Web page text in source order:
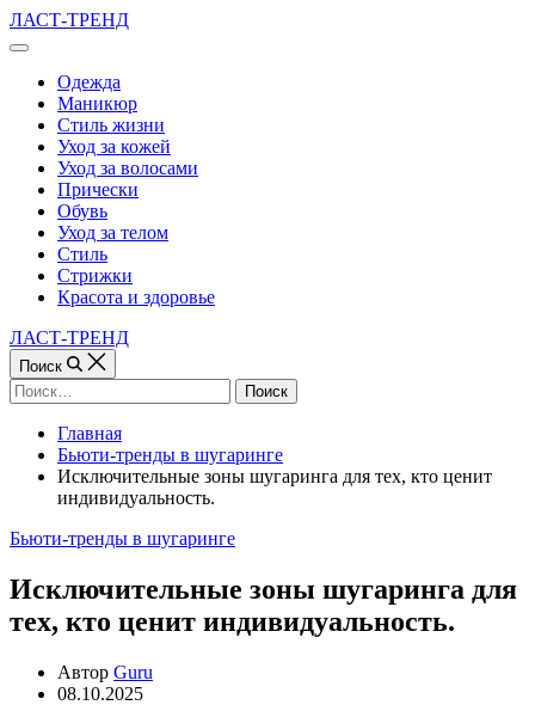
Перейти
к
ЛАСТ-ТРЕНД
Вне
холстаОдежда
Маникюр
Стиль жизни
Уход за кожей
Уход за волосами
Прически
Обувь
Уход за телом
Стиль
Стрижки
Красота и здоровье
ЛАСТ-ТРЕНД
Поиск
Найти:
Главная
Бьюти-тренды в шугаринге
Исключительные зоны шугаринга для тех, кто ценит
индивидуальность.
Рубрики
Бьюти-тренды в шугаринге
Исключительные зоны шугаринга для
тех, кто ценит индивидуальность.
Автор Guru
08.10.2025